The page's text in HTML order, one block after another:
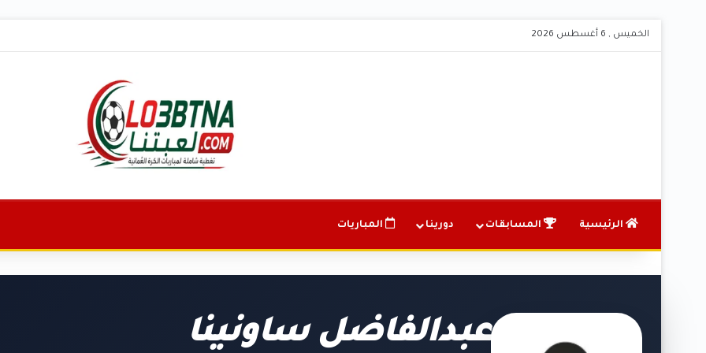
الخميس , 6 أغسطس 2026
الرئيسية المسابقات دورينا المباريات
عبدالفاضل ساونينا